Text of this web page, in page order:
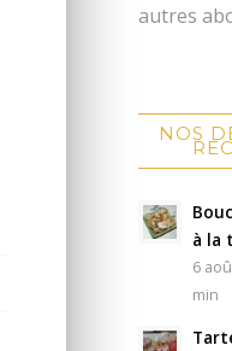
autres
NOS
à la
6
min